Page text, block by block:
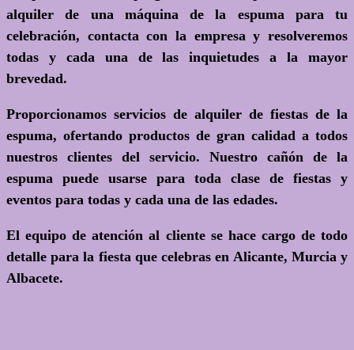
alquiler de una máquina de la espuma para tu
celebración, contacta con la empresa y resolveremos
todas y cada una de las inquietudes a la mayor
brevedad.
Proporcionamos servicios de alquiler de fiestas de la
espuma, ofertando productos de gran calidad a todos
nuestros clientes del servicio. Nuestro cañón de la
espuma puede usarse para toda clase de fiestas y
eventos para todas y cada una de las edades.
El equipo de atención al cliente se hace cargo de todo
detalle para la fiesta que celebras en Alicante, Murcia y
Albacete.